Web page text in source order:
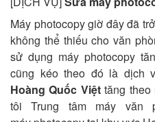
Máy photocopy giờ đây đã
không thể thiếu cho văn
sử dụng máy photocopy
cũng kéo theo đó là dịch
Hoàng Quốc Việttăng theo
tôi Trung tâm máy văn